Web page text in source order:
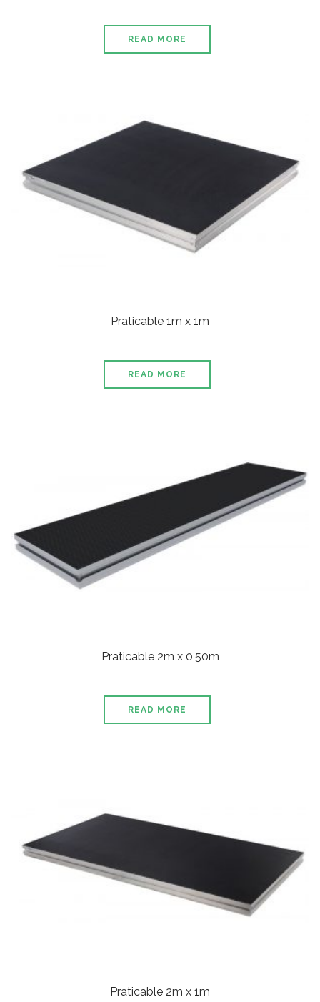
READ MORE
Praticable 1m x 1m
READ MORE
Praticable 2m x 0,50m
READ MORE
Praticable 2m x 1m